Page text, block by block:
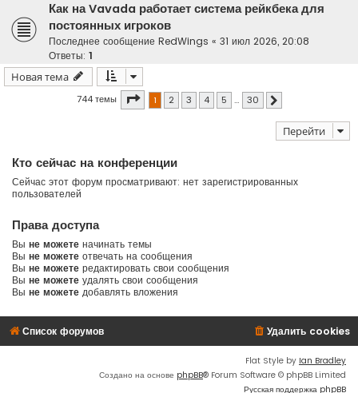
Как на Vavada работает система рейкбека для
постоянных игроков
Последнее сообщение RedWings « 31 июл 2026, 20:08
Ответы: 1
Новая тема
744 темы Страница 1из 30
1 2 3 4 5 … 30
Перейти
Кто сейчас на конференции
Сейчас этот форум просматривают: нет зарегистрированных
пользователей
Права доступа
Вы не можете начинать темы
Вы не можете отвечать на сообщения
Вы не можете редактировать свои сообщения
Вы не можете удалять свои сообщения
Вы не можете добавлять вложения
Список форумов Удалить cookies
Flat Style by Ian Bradley
Создано на основе phpBB® Forum Software © phpBB Limited
Русская поддержка phpBB